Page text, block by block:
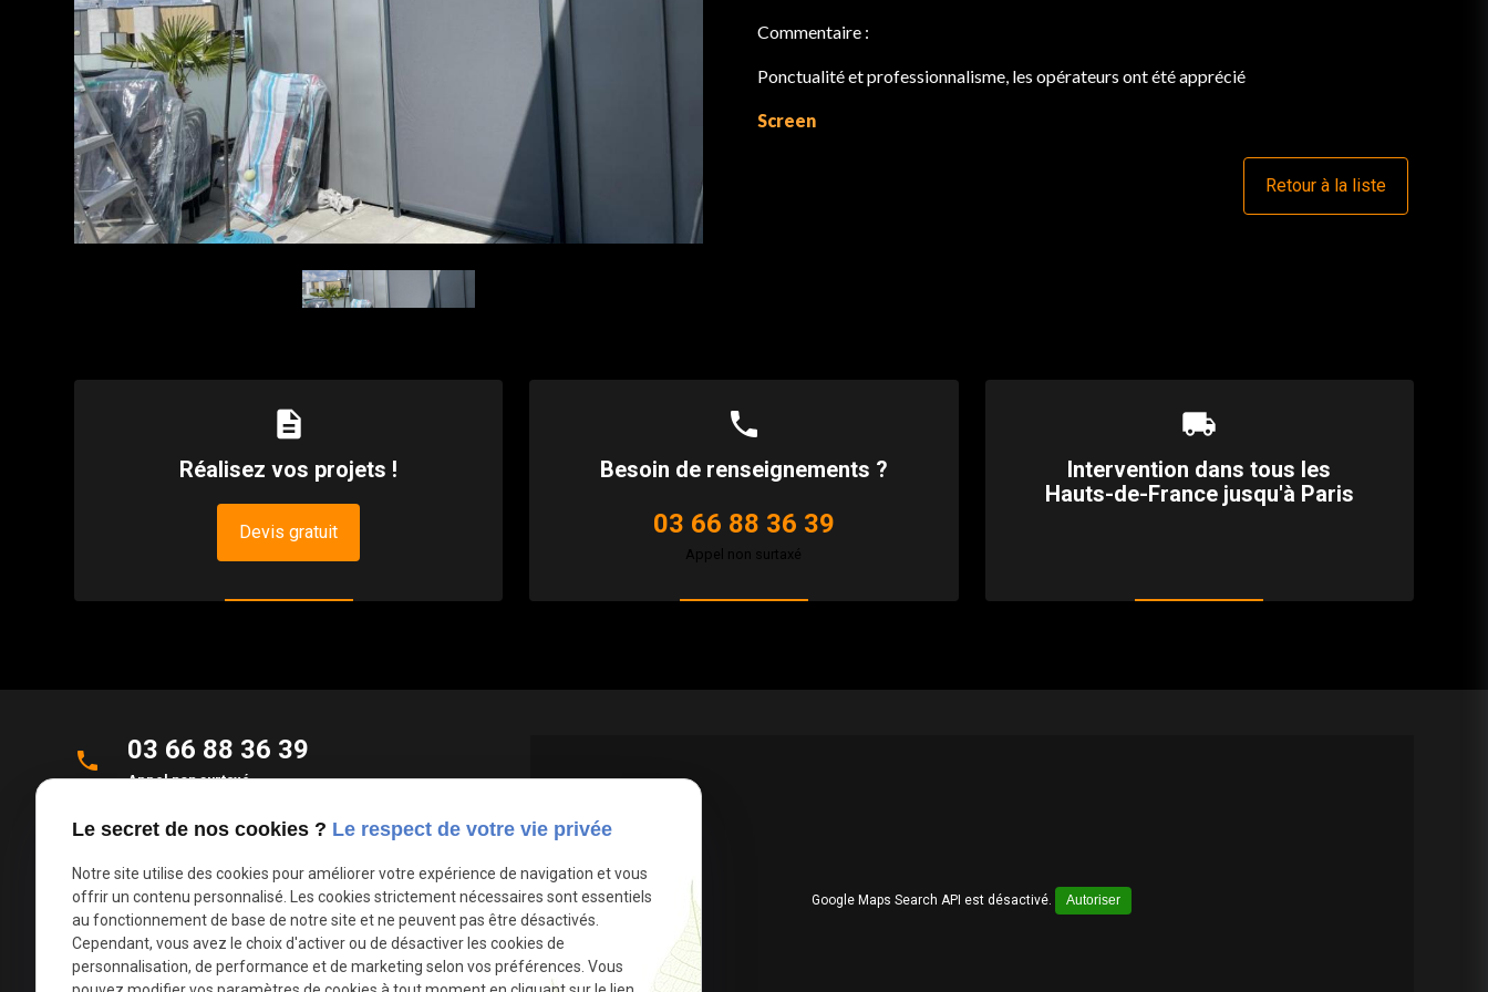
Commentaire :
Ponctualité et professionnalisme, les opérateurs ont été apprécié
Screen
Retour à la liste
description
Réalisez vos projets !
Devis gratuit
phone
Besoin de renseignements ?
03 66 88 36 39
Appel non surtaxé
local_shipping
Intervention dans tous les
Hauts-de-France jusqu'à Paris
phone 03 66 88 36 39
Appel non surtaxé
place
Allée des Roseaux
59270 Bailleul
mail contact@deco-stores.com
Google Maps Search API est désactivé. Autoriser
Le secret de nos cookies ? Le respect de votre vie privée
Notre site utilise des cookies pour améliorer votre expérience de navigation et vous
offrir un contenu personnalisé. Les cookies strictement nécessaires sont essentiels
au fonctionnement de base de notre site et ne peuvent pas être désactivés.
Cependant, vous avez le choix d'activer ou de désactiver les cookies de
personnalisation, de performance et de marketing selon vos préférences. Vous